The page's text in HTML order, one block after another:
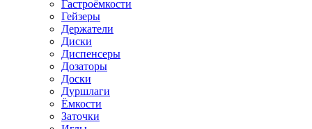
Гастроёмкости
Гейзеры
Держатели
Диски
Диспенсеры
Дозаторы
Доски
Дуршлаги
Ёмкости
Заточки